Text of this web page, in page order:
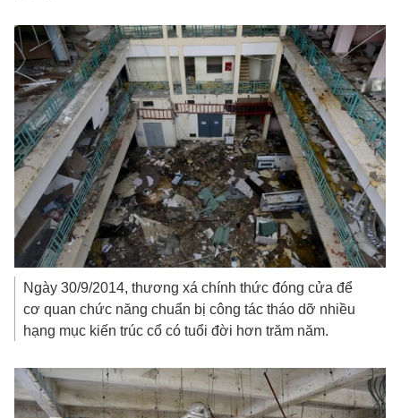
Ngày 30/9/2014, thương xá chính thức đóng cửa để
cơ quan chức năng chuẩn bị công tác tháo dỡ nhiều
hạng mục kiến trúc cổ có tuổi đời hơn trăm năm.